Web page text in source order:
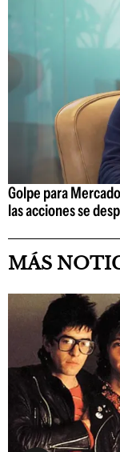
Golpe para
las acciones se
MÁS